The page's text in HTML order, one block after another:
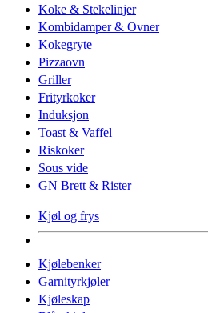
Koke & Stekelinjer
Kombidamper & Ovner
Kokegryte
Pizzaovn
Griller
Frityrkoker
Induksjon
Toast & Vaffel
Riskoker
Sous vide
GN Brett & Rister
Kjøl og frys
Kjølebenker
Garnityrkjøler
Kjøleskap